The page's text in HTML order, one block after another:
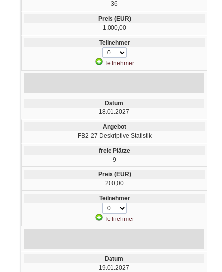
36
1.000,00
Teilnehmer
18.01.2027
FB2-27 Deskriptive Statistik
9
200,00
Teilnehmer
19.01.2027